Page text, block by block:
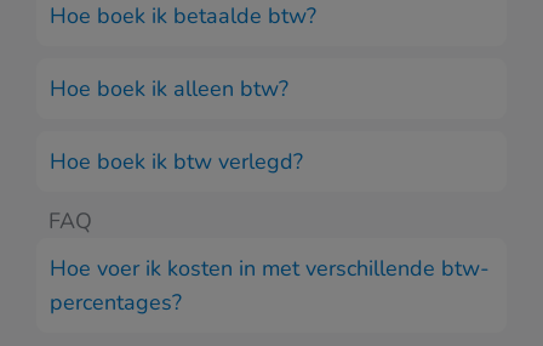
Hoe boek ik betaalde btw?
Hoe boek ik alleen btw?
Hoe boek ik btw verlegd?
FAQ
Hoe voer ik kosten in met verschillende btw-
percentages?